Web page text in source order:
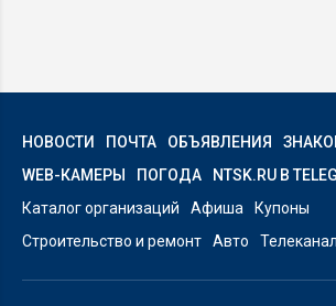
НОВОСТИ ПОЧТА ОБЪЯВЛЕНИЯ
WEB-КАМЕРЫ
ПОГОДА
NTSK.RU В
Каталог организаций
Афиша
Купоны
Строительство и ремонт
Авто